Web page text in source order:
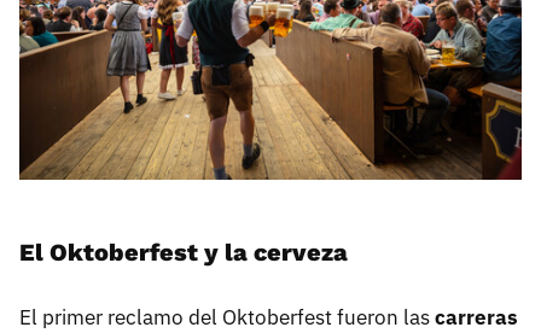
El Oktoberfest y la cerveza
El primer reclamo del Oktoberfest fueron lascarreras